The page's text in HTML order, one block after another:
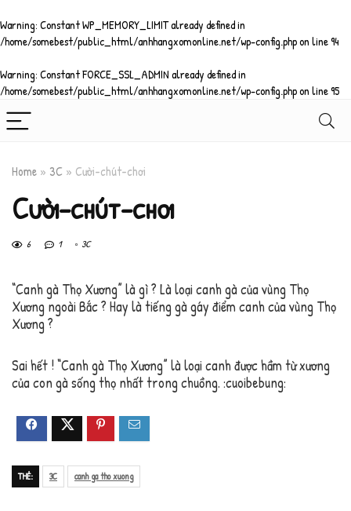
Warning: Constant WP_MEMORY_LIMIT already defined in
/home/somebest/public_html/anhhangxomonline.net/wp-config.phpon line94
Warning: Constant FORCE_SSL_ADMIN already defined in
/home/somebest/public_html/anhhangxomonline.net/wp-config.phpon line95
Home » 3C » Cười-chút-chơi
Cười-chút-chơi
6 1 3C
“Canh gà Thọ Xương” là gì ? Là loại canh gà của vùng Thọ
Xương ngoài Bắc ? Hay là tiếng gà gáy điểm canh của vùng Thọ
Xương ?
Sai hết ! “Canh gà Thọ Xương” là loại canh được hầm từ xương
của con gà sống thọ nhất trong chuồng. :cuoibebung:
THẺ: 3C canh ga tho xuong